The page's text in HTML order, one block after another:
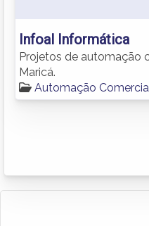
Infoal Informática
Projetos de automação
Maricá.
Automação